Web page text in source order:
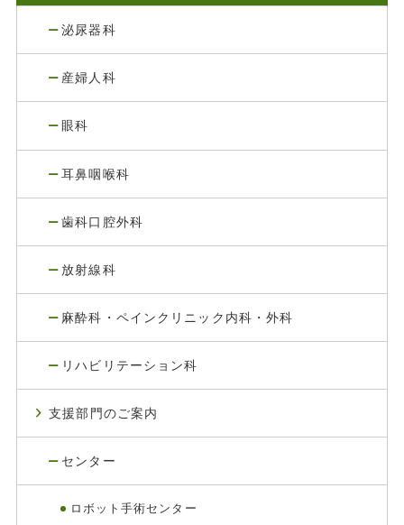
泌尿器科
産婦人科
眼科
耳鼻咽喉科
歯科口腔外科
放射線科
麻酔科・ペインクリニック内科・外科
リハビリテーション科
支援部門のご案内
センター
ロボット手術センター